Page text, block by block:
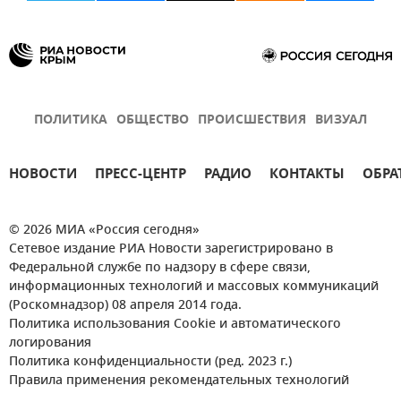
ПОЛИТИКА ОБЩЕСТВО ПРОИСШЕСТВИЯ ВИЗУАЛ
НОВОСТИ ПРЕСС-ЦЕНТР РАДИО КОНТАКТЫ
© 2026 МИА «Россия сегодня»
Сетевое издание РИА Новости зарегистрировано в
Федеральной службе по надзору в сфере связи,
информационных технологий и массовых коммуникаций
(Роскомнадзор) 08 апреля 2014 года.
Политика использования Cookie и автоматического
логирования
Политика конфиденциальности (ред. 2023 г.)
Правила применения рекомендательных технологий